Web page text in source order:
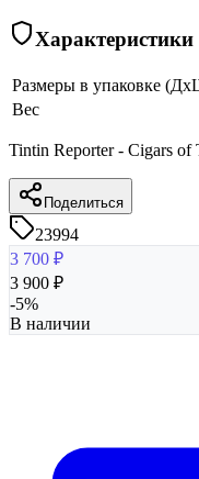
Характеристики
Размеры в упаковке
Вес
Tintin Reporter - Cigars of
Поделиться
23994
3 700 ₽
3 900 ₽
-5%
В наличии